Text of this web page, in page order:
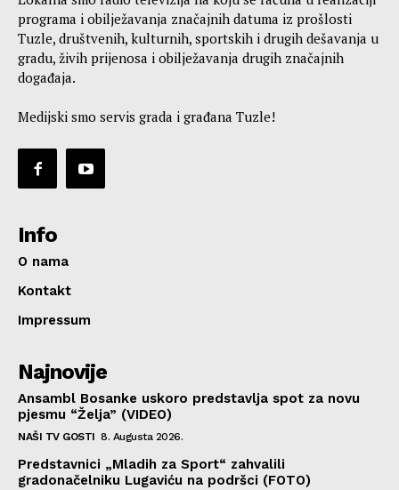
programa i obilježavanja značajnih datuma iz prošlosti
Tuzle, društvenih, kulturnih, sportskih i drugih dešavanja u
gradu, živih prijenosa i obilježavanja drugih značajnih
događaja.
Medijski smo servis grada i građana Tuzle!
Info
O nama
Kontakt
Impressum
Najnovije
Ansambl Bosanke uskoro predstavlja spot za novu
pjesmu “Želja” (VIDEO)
NAŠI TV GOSTI 8. Augusta 2026.
Predstavnici „Mladih za Sport“ zahvalili
gradonačelniku Lugaviću na podršci (FOTO)